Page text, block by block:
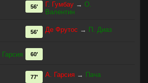
Г. Гумбау → О.
Валентин
56'
Де Фрутос → П. Диаз
56'
Гарсия 60'
А. Гарсия → Пача
77'